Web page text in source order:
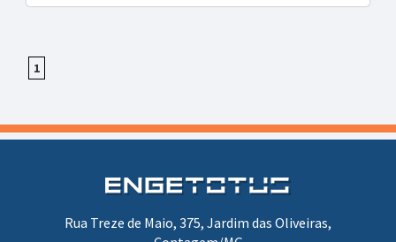
1
Rua Treze de Maio, 375, Jardim das Oliveiras,